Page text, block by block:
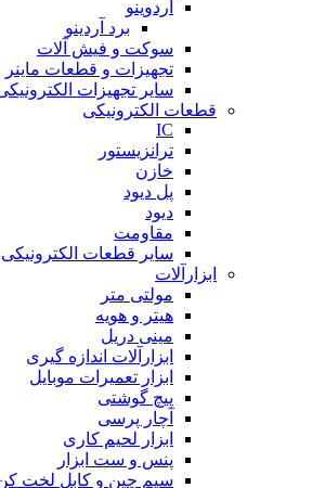
آردوینو
برد آردینو
سوکت و فیش آلات
تجهیزات و قطعات ماینر
سایر تجهیزات
قطعات الکترونیکی
IC
ترانزیستور
خازن
پل دیود
دیود
مقاومت
سایر قطعات الکترونیکی
ابزارآلات
مولتی متر
هیتر و هویه
مینی دریل
ابزارآلات اندازه گیری
ابزار تعمیرات موبایل
پیچ گوشتی
آچار پرسی
ابزار لحیم کاری
پنس و ست ابزار
سیم چین و کابل لخت